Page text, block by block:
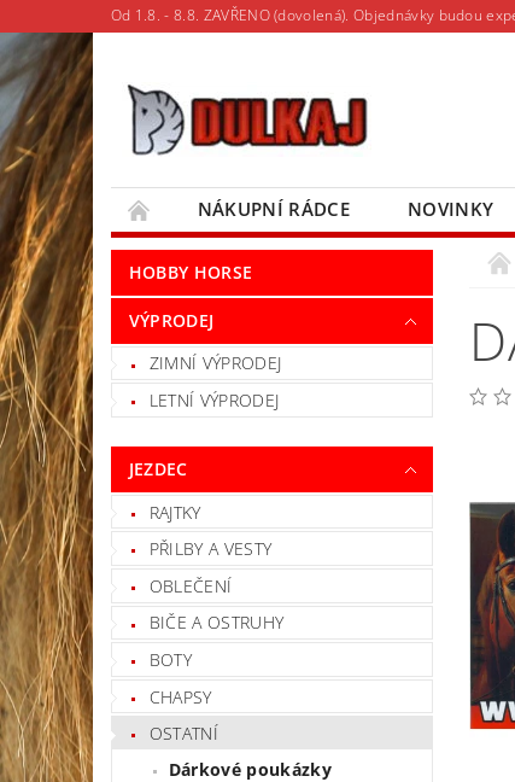
Od 1.8. - 8.8. ZAVŘENO (dovolená). Objednávky budou
NÁKUPNÍ RÁDCE NOVINKY
MOJE OBJEDNÁVKA
HOBBY HORSE
VÝPRODEJ
ZIMNÍ VÝPRODEJ
LETNÍ VÝPRODEJ
JEZDEC
RAJTKY
PŘILBY A VESTY
OBLEČENÍ
BIČE A OSTRUHY
BOTY
CHAPSY
OSTATNÍ
Dárkové poukázky